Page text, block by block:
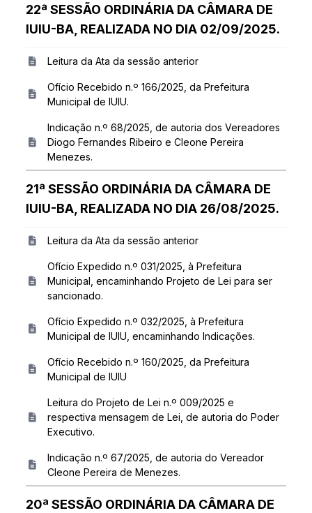
22ª SESSÃO ORDINÁRIA DA CÂMARA DE
IUIU-BA, REALIZADA NO DIA 02/09/2025.
Leitura da Ata da sessão anterior
Ofício Recebido n.º 166/2025, da Prefeitura
Municipal de IUIU.
Indicação n.º 68/2025, de autoria dos Vereadores
Diogo Fernandes Ribeiro e Cleone Pereira
Menezes.
21ª SESSÃO ORDINÁRIA DA CÂMARA DE
IUIU-BA, REALIZADA NO DIA 26/08/2025.
Leitura da Ata da sessão anterior
Ofício Expedido n.º 031/2025, à Prefeitura
Municipal, encaminhando Projeto de Lei para ser
sancionado.
Ofício Expedido n.º 032/2025, à Prefeitura
Municipal de IUIU, encaminhando Indicações.
Ofício Recebido n.º 160/2025, da Prefeitura
Municipal de IUIU
Leitura do Projeto de Lei n.º 009/2025 e
respectiva mensagem de Lei, de autoria do Poder
Executivo.
Indicação n.º 67/2025, de autoria do Vereador
Cleone Pereira de Menezes.
20ª SESSÃO ORDINÁRIA DA CÂMARA DE